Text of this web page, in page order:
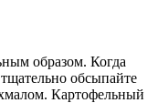
образом. Когда
обсыпайте
Картофельный